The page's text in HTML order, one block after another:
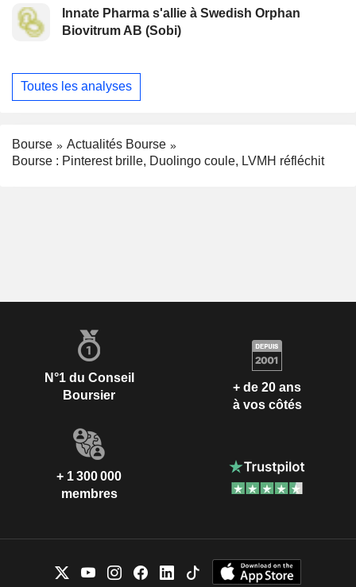
Innate Pharma s'allie à Swedish Orphan
Biovitrum AB (Sobi)
Toutes les analyses
Bourse
Actualités Bourse
Bourse : Pinterest brille, Duolingo coule, LVMH réfléchit
N°1 du Conseil
Boursier
+ de 20 ans
à vos côtés
+ 1 300 000
membres